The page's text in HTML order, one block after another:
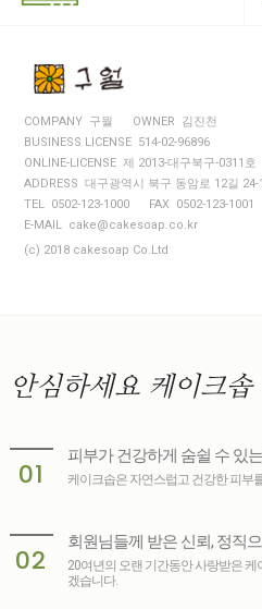
COMPANY 구월
OWNER 김진천
BUSINESS LICENSE 514-02-96896
ONLINE-LICENSE 제 2013-대구북구-0311호
ADDRESS 대구광역시 북구 동암로 12길
TEL 0502-123-1000
FAX 0502-123-1001
E-MAIL cake@cakesoap.co.kr
(c) 2018 cakesoap Co.Ltd
안심하세요 케이크솝
01
피부가 건강하게 숨쉴 수 있
케이크솝은 자연스럽고 건강한 피부
02
회원님들께 받은 신뢰, 정직
20여년의 오랜 기간동안 사랑받은
겠습니다.